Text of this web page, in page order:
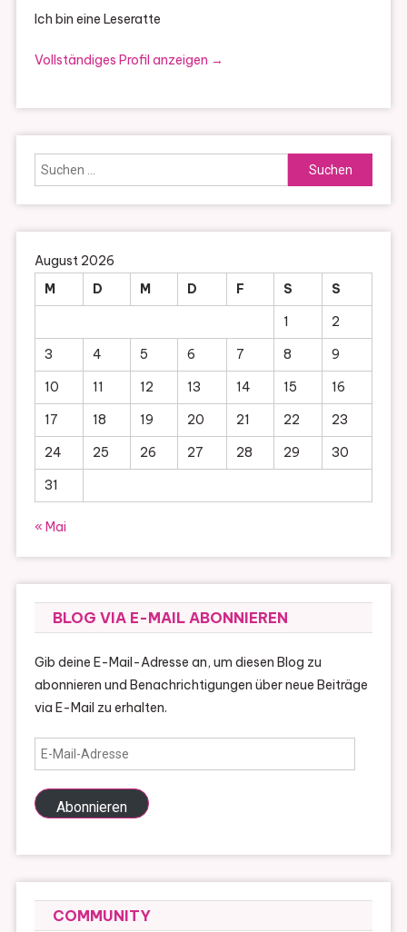
Ich bin eine Leseratte
Vollständiges Profil anzeigen →
Suchen
nach:
August 2026
M
D M D F S
S
1
2
3
4 5 6 7 8
9
10
11 12 13 14 15
16
17
18 19 20 21 22
23
24
25 26 27 28 29
30
31
« Mai
BLOG VIA E-MAIL ABONNIEREN
Gib deine E-Mail-Adresse an, um diesen Blog zu
abonnieren und Benachrichtigungen über neue Beiträge
via E-Mail zu erhalten.
E-
Mail-
Adresse
Abonnieren
COMMUNITY